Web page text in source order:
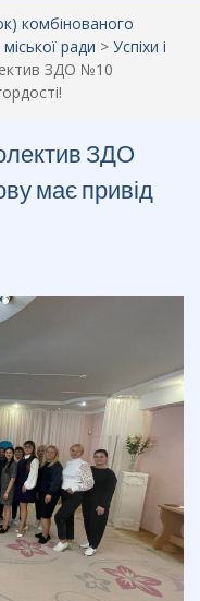
комбінованого
ради > Успіхи і
ЗДО №10
ЗДО
має привід